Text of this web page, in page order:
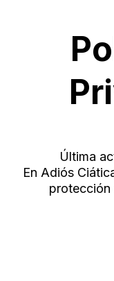
Última
En Adiós
protección